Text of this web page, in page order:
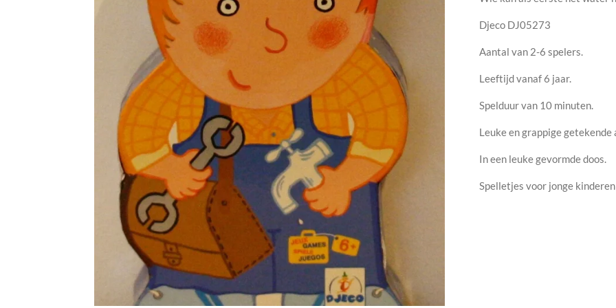
Djeco DJ05273
Aantal van 2-6 spelers.
Leeftijd vanaf 6 jaar.
Spelduur van 10 minuten.
Leuke en grappige getekende
In een leuke gevormde doos.
Spelletjes voor jonge